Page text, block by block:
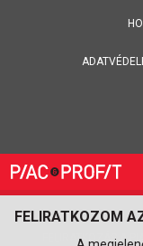
FELIRATKOZOM
FELIRATKOZÁS A